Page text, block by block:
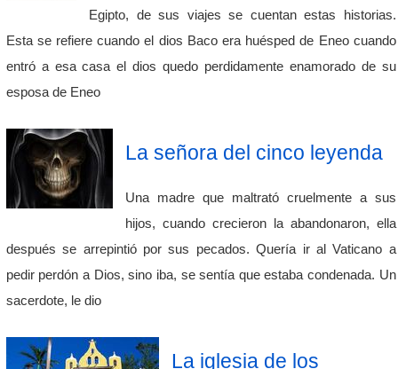
Egipto, de sus viajes se cuentan estas historias.
Esta se refiere cuando el dios Baco era huésped de Eneo cuando
entró a esa casa el dios quedo perdidamente enamorado de su
esposa de Eneo
La señora del cinco leyenda
Una madre que maltrató cruelmente a sus
hijos, cuando crecieron la abandonaron, ella
después se arrepintió por sus pecados. Quería ir al Vaticano a
pedir perdón a Dios, sino iba, se sentía que estaba condenada. Un
sacerdote, le dio
La iglesia de los